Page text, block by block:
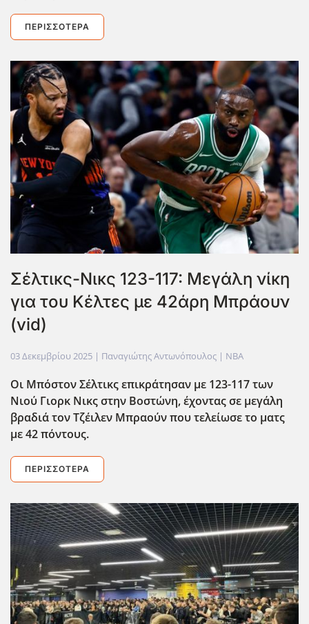
ΠΕΡΙΣΣΌΤΕΡΑ
Σέλτικς-Νικς 123-117: Μεγάλη νίκη
για του Κέλτες με 42άρη Μπράουν
(vid)
03 Δεκεμβρίου 2025 | Παναγιώτης Αντωνόπουλος | NBA
Οι Μπόστον Σέλτικς επικράτησαν με 123-117 των
Νιού Γιορκ Νικς στην Βοστώνη, έχοντας σε μεγάλη
βραδιά τον Τζέιλεν Μπραούν που τελείωσε το ματς
με 42 πόντους.
ΠΕΡΙΣΣΌΤΕΡΑ